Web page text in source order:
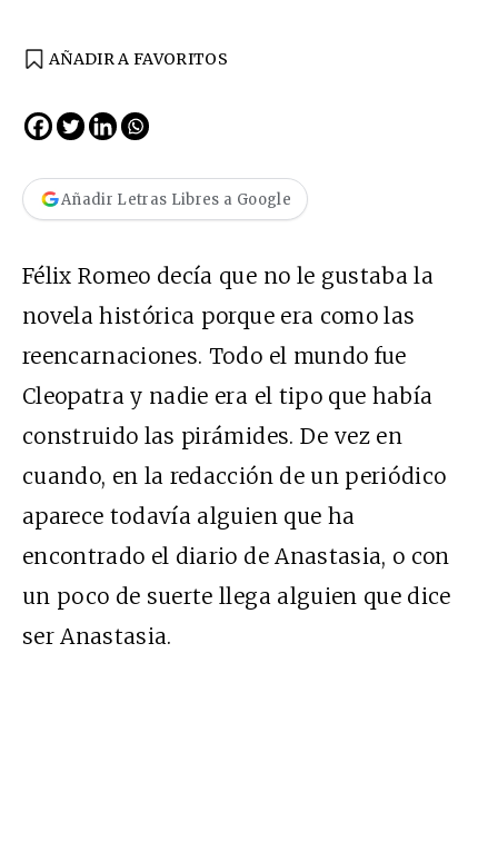
AÑADIR A FAVORITOS
Añadir Letras Libres a Google
Félix Romeo decía que no le gustaba la
novela histórica porque era como las
reencarnaciones. Todo el mundo fue
Cleopatra y nadie era el tipo que había
construido las pirámides. De vez en
cuando, en la redacción de un periódico
aparece todavía alguien que ha
encontrado el diario de Anastasia, o con
un poco de suerte llega alguien que dice
ser Anastasia.